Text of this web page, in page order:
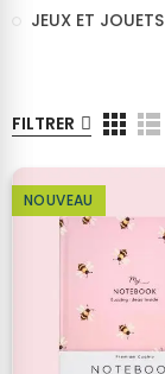
FILTRER
NOUVEAU
JEUX ET JOUETS